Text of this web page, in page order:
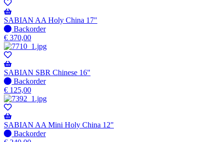
-
Wordt
verzonden
wanneer
beschikbaar
SABIAN AA Holy China 17"
Niet
op
voorraad
-
Wordt
verzonden
wanneer
beschikbaar
Backorder
€ 370,00
SABIAN SBR Chinese 16"
Niet
op
voorraad
-
Wordt
verzonden
wanneer
Backorder
€ 125,00
SABIAN AA Mini Holy China 12"
Niet
Backorder